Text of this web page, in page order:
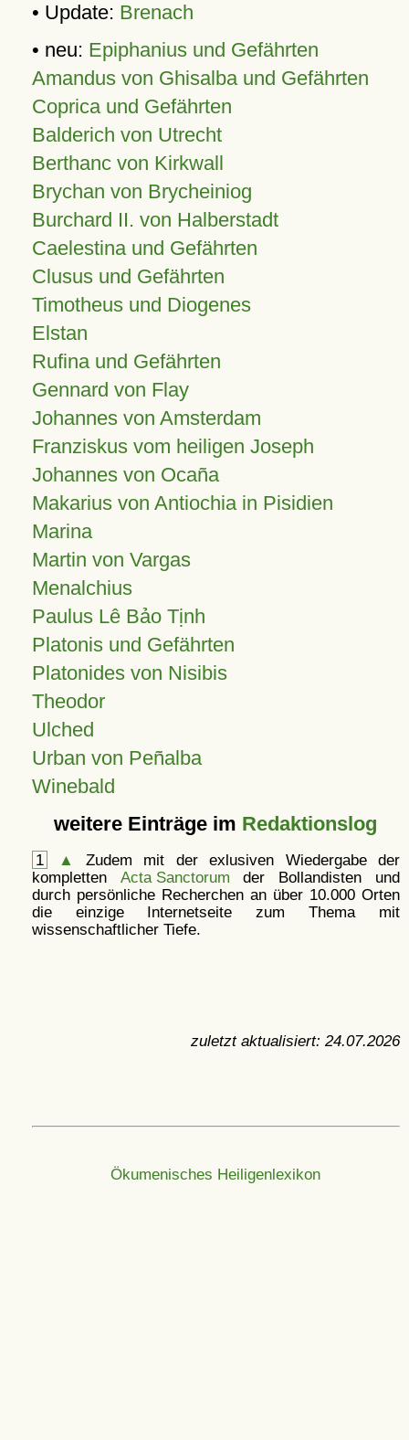
• Update: Brenach
• neu: Epiphanius und Gefährten
Amandus von Ghisalba und Gefährten
Coprica und Gefährten
Balderich von Utrecht
Berthanc von Kirkwall
Brychan von Brycheiniog
Burchard II. von Halberstadt
Caelestina und Gefährten
Clusus und Gefährten
Timotheus und Diogenes
Elstan
Rufina und Gefährten
Gennard von Flay
Johannes von Amsterdam
Franziskus vom heiligen Joseph
Johannes von Ocaña
Makarius von Antiochia in Pisidien
Marina
Martin von Vargas
Menalchius
Paulus Lê Bảo Tịnh
Platonis und Gefährten
Platonides von Nisibis
Theodor
Ulched
Urban von Peñalba
Winebald
weitere Einträge im Redaktionslog
1 ▲
Zudem mit der exlusiven Wiedergabe der
kompletten Acta Sanctorum der Bollandisten und
durch persönliche Recherchen an über 10.000 Orten
die einzige Internetseite zum Thema mit
wissenschaftlicher Tiefe.
zuletzt aktualisiert: 24.07.2026
Ökumenisches Heiligenlexikon